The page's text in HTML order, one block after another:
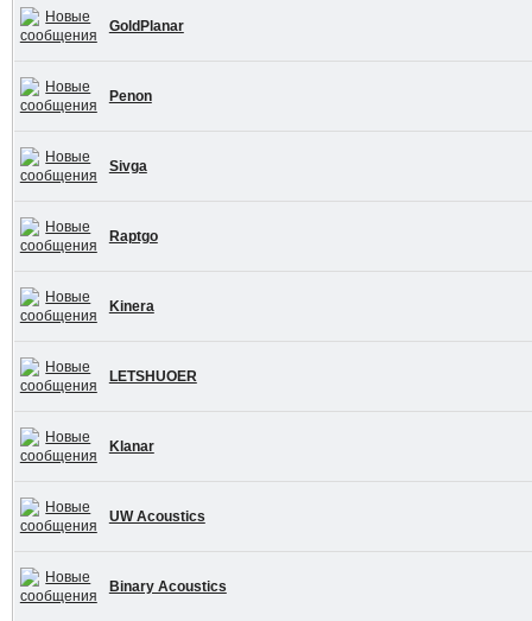
GoldPlanar
Penon
Sivga
Raptgo
Kinera
LETSHUOER
Klanar
UW Acoustics
Binary Acoustics